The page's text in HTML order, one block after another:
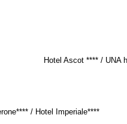
/ Hotel Ascot **** / UNA
/ Hotel Imperiale****